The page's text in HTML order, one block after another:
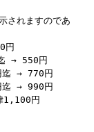
されますのであ
円
→ 550円
迄 → 770円
迄 → 990円
1,100円